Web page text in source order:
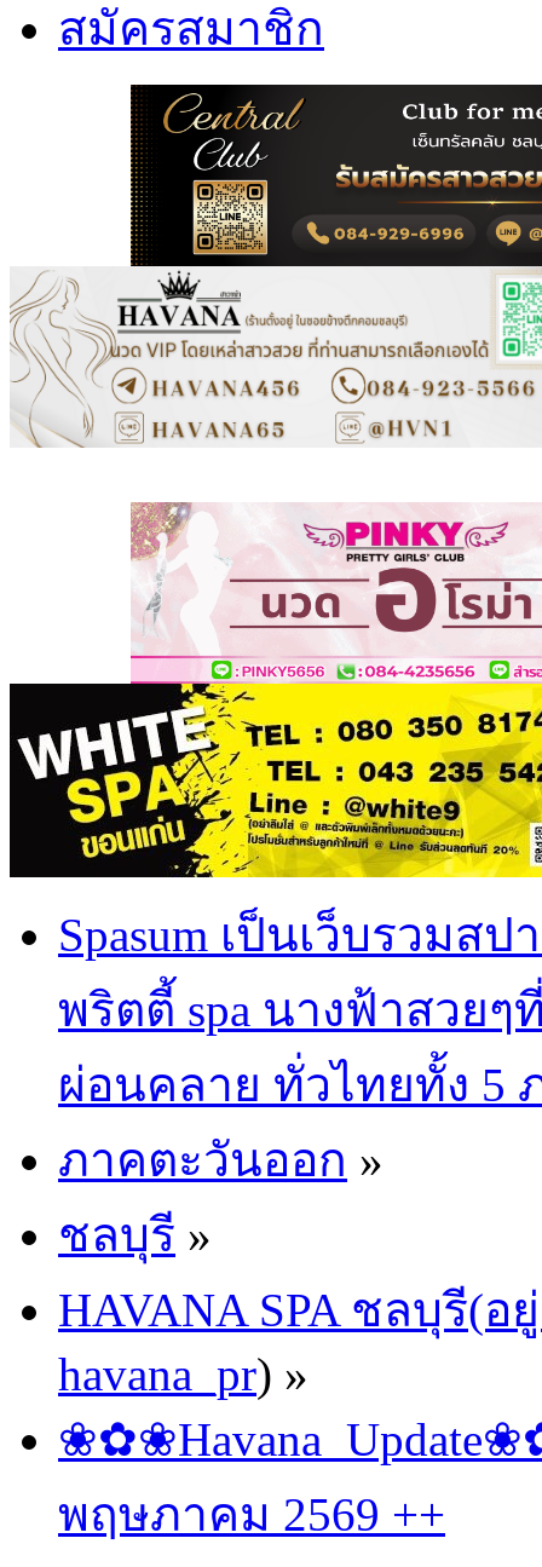
สมัครสมาชิก
Spasum เป็นเว็บรวม
พริตตี้ spa นางฟ้าสวย
ผ่อนคลาย ทั่วไทยทั้ง 5
ภาคตะวันออก »
ชลบุรี »
HAVANA SPA ชลบุรี(
havana_pr) »
พฤษภาคม 2569 ++